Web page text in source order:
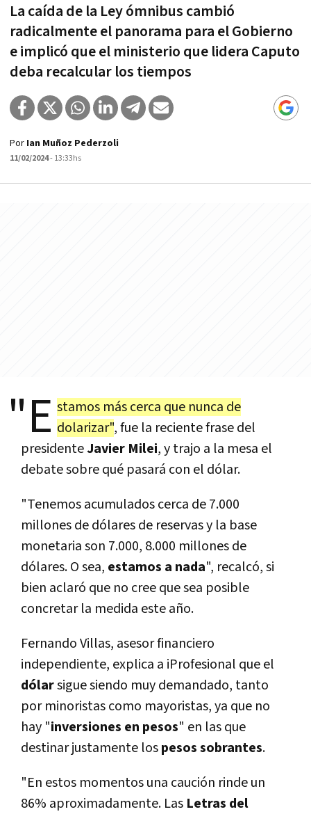
La caída de la Ley ómnibus cambió
radicalmente el panorama para el Gobierno
e implicó que el ministerio que lidera Caputo
deba recalcular los tiempos
Por Ian Muñoz Pederzoli
11/02/2024- 13:33hs
"E stamos más cerca que nunca de
dolarizar", fue la reciente frase del
presidenteJavier Milei, y trajo a la mesa el
debate sobre qué pasará con el dólar.
"Tenemos acumulados cerca de 7.000
millones de dólares de reservas y la base
monetaria son 7.000, 8.000 millones de
dólares. O sea, estamos a nada", recalcó, si
bien aclaró que no cree que sea posible
concretar la medida este año.
Fernando Villas, asesor financiero
independiente, explica a iProfesional que el
dólarsigue siendo muy demandado, tanto
por minoristas como mayoristas, ya que no
hay "inversiones en pesos" en las que
destinar justamente lospesos sobrantes.
"En estos momentos una caución rinde un
86% aproximadamente. Las Letras del